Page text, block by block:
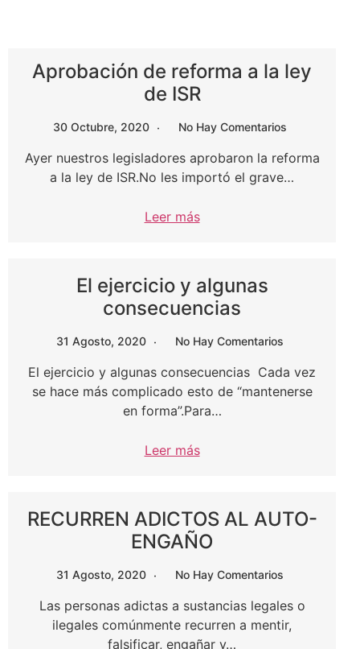
Aprobación de reforma a la ley
de ISR
30 Octubre, 2020 No Hay Comentarios
Ayer nuestros legisladores aprobaron la reforma
a la ley de ISR.No les importó el grave…
Leer más
El ejercicio y algunas
consecuencias
31 Agosto, 2020 No Hay Comentarios
El ejercicio y algunas consecuencias Cada vez
se hace más complicado esto de “mantenerse
en forma”.Para…
Leer más
RECURREN ADICTOS AL AUTO-
ENGAÑO
31 Agosto, 2020 No Hay Comentarios
Las personas adictas a sustancias legales o
ilegales comúnmente recurren a mentir,
falsificar, engañar y…